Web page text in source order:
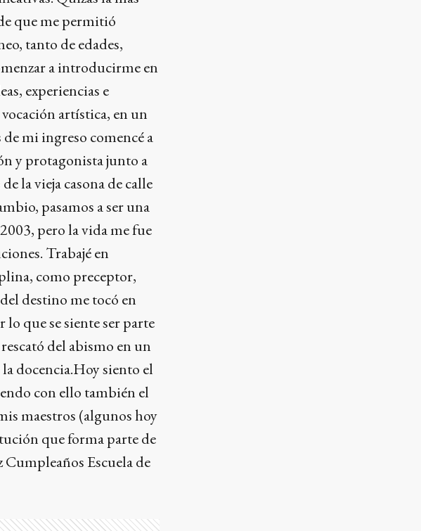
que me permitió
tanto de edades,
a introducirme en
experiencias e
artística, en un
mi ingreso comencé a
y protagonista junto a
la vieja casona de calle
pasamos a ser una
pero la vida me fue
Trabajé en
como preceptor,
destino me tocó en
que se siente ser parte
del abismo en un
docencia.Hoy siento el
con ello también el
maestros (algunos hoy
que forma parte de
Cumpleaños Escuela de